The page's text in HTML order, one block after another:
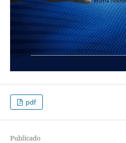
pdf
Publicado